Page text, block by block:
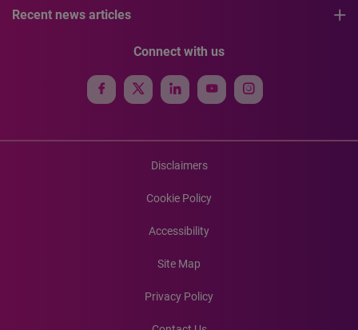
Recent news articles
Connect with us
Disclaimers
Cookie Policy
Accessibility
Site Map
Privacy Policy